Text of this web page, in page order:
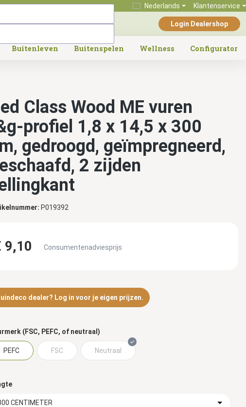
Nederlands Klantenservice
Login Dealershop
Buitenleven Buitenspelen Wellness Configurator
Class Wood ME vuren
profiel 1,8 x 14,5 x 300
gedroogd, geïmpregneerd,
2 zijden
P019392
9,10 Consumentenadviesprijs
dealer? Log in voor je eigen prijzen.
(FSC, PEFC, of neutraal)
PEFC FSC Neutraal
CENTIMETER